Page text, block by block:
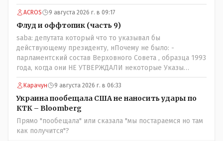
ACROS 9 августа 2026 г. в 09:17
Флуд и оффтопик (часть 9)
saba: депутата который что то указывал бы
действующему президенту, нПочему не было: -
парламентский состав Верховного Совета , образца 1993
года, когда они НЕ УТВЕРЖДАЛИ некоторые Указы
Назарбаева, особенно в части выборов и перевыборов и
некоторых вопросах внутренней политики, и тогда
Назарбай волевым Указом РАСПУСТИЛ этот бунтарский
состав. Имя - Серикболсын Абдильдин вам знакомо -
юывший секретарь ЦК КП Казахстана , впоследствии -
депутат Верховного Совета и Мажлиса и Председатель
Карачун 9 августа 2026 г. в 06:33
Украина пообещала США не наносить удары по
КТК – Bloomberg
Прямо "пообещала" или сказала "мы постараемся но там
как получится"?